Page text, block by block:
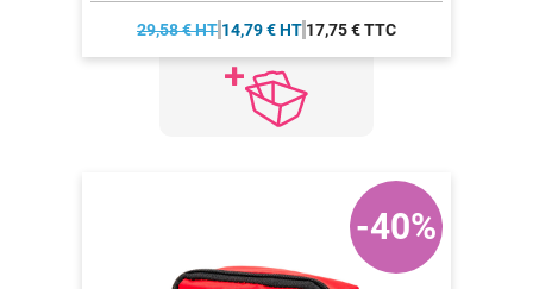
29,58 € HT 14,79 € HT 17,75 € TTC
-40%